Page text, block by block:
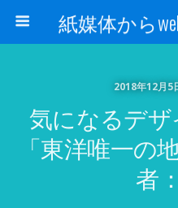
2018年12月5
気になるデ
「東洋唯一の
者